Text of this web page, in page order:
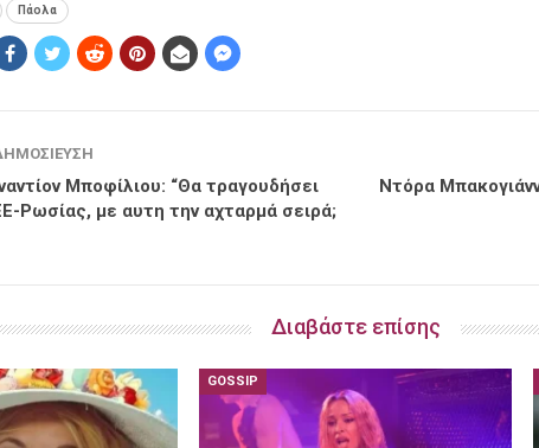
Πάολα
Μποφίλιου: “Θα τραγουδήσει
με αυτη την αχταρμά σειρά;
Ντόρα
Διαβάστε επίσης
GOSSIP